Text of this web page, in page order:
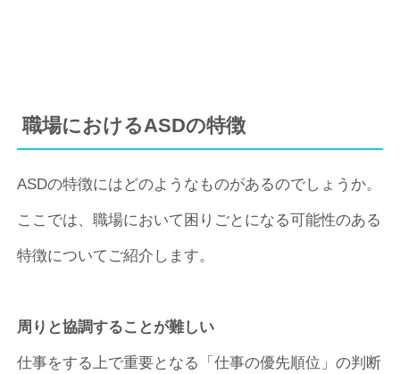
職場におけるASDの特徴
ASDの特徴にはどのようなものがあるのでしょうか。
ここでは、職場において困りごとになる可能性のある
特徴についてご紹介します。
周りと協調することが難しい
仕事をする上で重要となる「仕事の優先順位」の判断